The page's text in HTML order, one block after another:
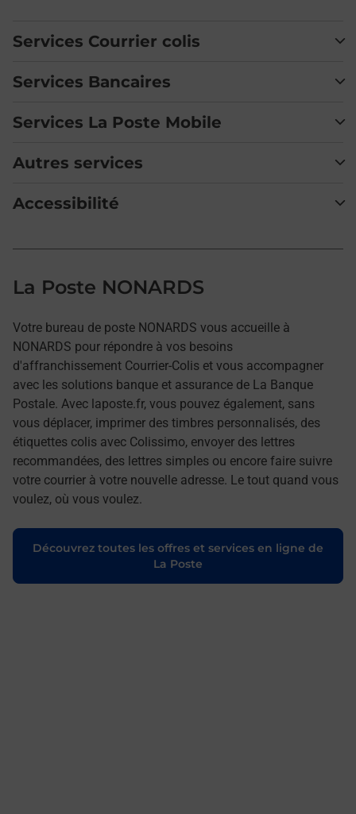
Services Courrier colis
Services Bancaires
Services La Poste Mobile
Autres services
Accessibilité
La Poste NONARDS
Votre bureau de poste NONARDS vous accueille à
NONARDS pour répondre à vos besoins
d'affranchissement Courrier-Colis et vous accompagner
avec les solutions banque et assurance de La Banque
Postale. Avec laposte.fr, vous pouvez également, sans
vous déplacer, imprimer des timbres personnalisés, des
étiquettes colis avec Colissimo, envoyer des lettres
recommandées, des lettres simples ou encore faire suivre
votre courrier à votre nouvelle adresse. Le tout quand vous
voulez, où vous voulez.
Découvrez toutes les offres et services en ligne de
La Poste